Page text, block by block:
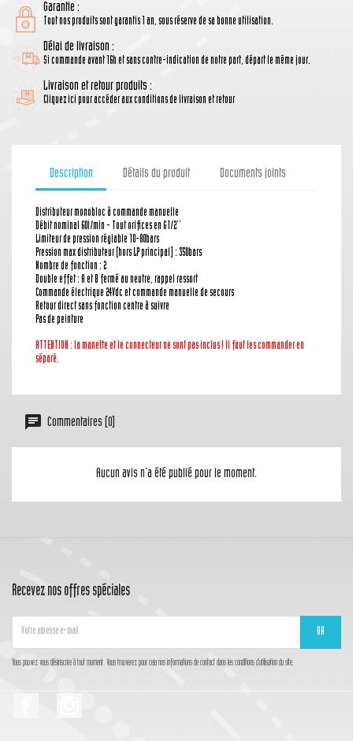
Garantie :
Tout nos produits sont garantis 1 an, sous réserve de sa bonne utilisation.
Délai de livraison :
Si commande avant 16h et sans contre-indication de notre part, départ le même jour.
Livraison et retour produits :
Cliquez ici pour accéder aux conditions de livraison et retour
Description Détails du produit Documents joints
Distributeur monobloc à commande manuelle
Débit nominal 60l/min - Tout orifices en G1/2''
Limiteur de pression réglable 10-80bars
Pression max distributeur (hors LP principal) : 350bars
Nombre de fonction : 2
Double effet : A et B fermé au neutre, rappel ressort
Commande électrique 24Vdc et commande manuelle de secours
Retour direct sans fonction centre à suivre
Pas de peinture
ATTENTION : la manette et le connecteurne sont pas inclus ! Il faut les commander en
séparé.
Commentaires (0)
Aucun avis n'a été publié pour le moment.
Recevez nos offres spéciales
Vous pouvez vous désinscrire à tout moment. Vous trouverez pour cela nos informations de contact dans les conditions d'utilisation du site.